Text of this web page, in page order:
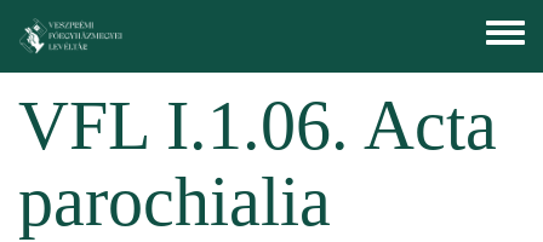
Toggle
menu
VFL I.1.06. Acta
parochialia